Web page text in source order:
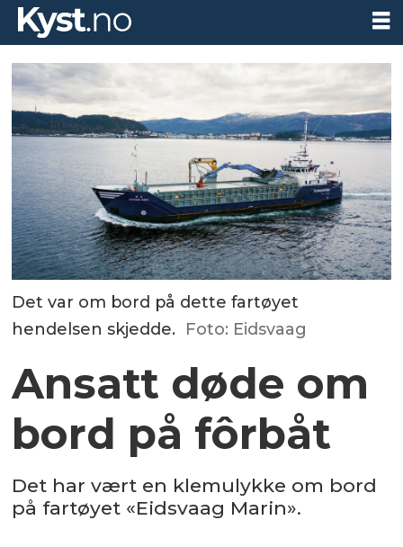
Det var om bord på dette fartøyet
hendelsen skjedde. Foto: Eidsvaag
Ansatt døde om
bord på fôrbåt
Det har vært en klemulykke om bord
på fartøyet «Eidsvaag Marin».